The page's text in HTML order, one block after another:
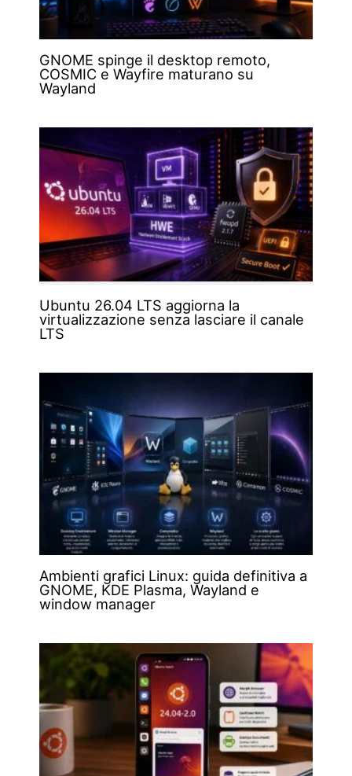
GNOME spinge il desktop remoto,
COSMIC e Wayfire maturano su
Wayland
Ubuntu 26.04 LTS aggiorna la
virtualizzazione senza lasciare il canale
LTS
Ambienti grafici Linux: guida definitiva a
GNOME, KDE Plasma, Wayland e
window manager